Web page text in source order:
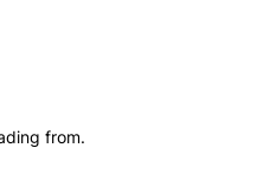
from.